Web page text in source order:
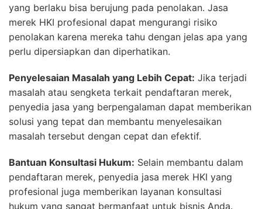
yang berlaku bisa berujung pada penolakan. Jasa
merek HKI profesional dapat mengurangi risiko
penolakan karena mereka tahu dengan jelas apa yang
perlu dipersiapkan dan diperhatikan.
Penyelesaian Masalah yang Lebih Cepat: Jika terjadi
masalah atau sengketa terkait pendaftaran merek,
penyedia jasa yang berpengalaman dapat memberikan
solusi yang tepat dan membantu menyelesaikan
masalah tersebut dengan cepat dan efektif.
Bantuan Konsultasi Hukum: Selain membantu dalam
pendaftaran merek, penyedia jasa merek HKI yang
profesional juga memberikan layanan konsultasi
hukum yang sangat bermanfaat untuk bisnis Anda.